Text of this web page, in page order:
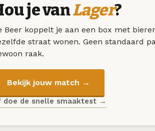
je vanLager?
Beer koppelt je aan een box met
straat wonen. Geen standaard
raak.
Bekijk jouw match →
doe de snelle smaaktest →